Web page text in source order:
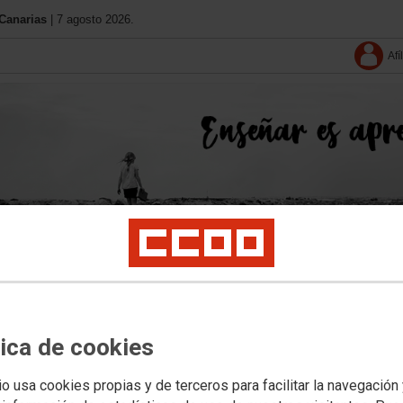
de cookies
usa cookies propias y de terceros para facilitar la navegación
| 7 agosto 2026.